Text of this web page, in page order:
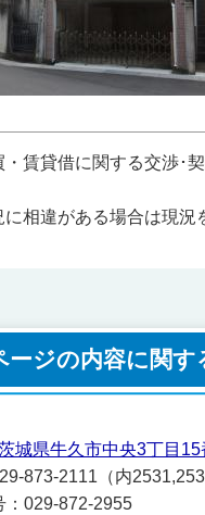
賃貸借に関する交渉･
相違がある場合は現況
ージの内容に関
城県牛久市中央3丁目15
873-2111（内
：029-872-2955